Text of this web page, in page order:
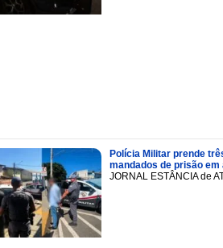
Polícia Militar prende
mandados de prisão
JORNAL ESTÂNCIA de